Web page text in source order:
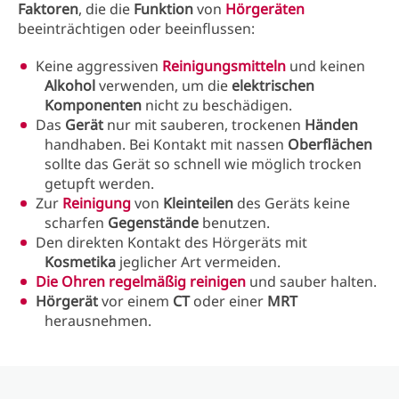
Faktoren, die die Funktionvon Hörgeräten
beeinträchtigen oder beeinflussen:
Keine aggressiven Reinigungsmitteln und keinen
Alkoholverwenden, um die elektrischen
Komponenten nicht zu beschädigen.
Das Gerät nur mit sauberen, trockenen Händen
handhaben. Bei Kontakt mit nassen Oberflächen
sollte das Gerät so schnell wie möglich trocken
getupft werden.
Zur Reinigungvon Kleinteilen des Geräts keine
scharfen Gegenstände benutzen.
Den direkten Kontakt des Hörgeräts mit
Kosmetika jeglicher Art vermeiden.
Die Ohren regelmäßig reinigen und sauber halten.
Hörgerätvor einem CToder einer MRT
herausnehmen.